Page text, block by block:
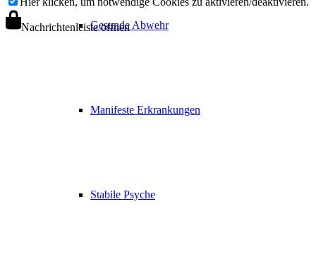
Gesunde Abwehr
Manifeste Erkrankungen
Stabile Psyche
Nachrichtenleiste öffnen